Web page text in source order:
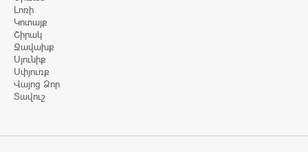
Լոռի
Կոտայք
Շիրակ
Ջավախք
Սյունիք
Սփյուռք
Վայոց Ձոր
Տավուշ